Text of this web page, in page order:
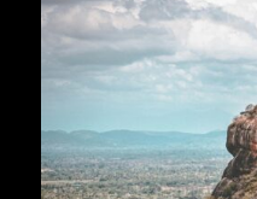
風
景
ス